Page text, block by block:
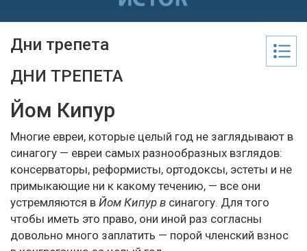
Дни трепета
ДНИ ТРЕПЕТА
Йом Кипур
Многие евреи, которые целый год не заглядывают в
синагогу — евреи самых разнообразных взглядов:
консерваторы, реформисты, ортодоксы, эстеты и не
примыкающие ни к какому течению, — все они
устремляются в Йом Кипур в синагогу. Для того
чтобы иметь это право, они иной раз согласны
довольно много заплатить — порой членский взнос